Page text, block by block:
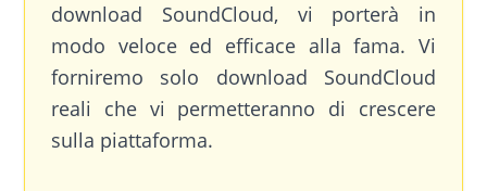
download SoundCloud, vi porterà in
modo veloce ed efficace alla fama. Vi
forniremo solo download SoundCloud
reali che vi permetteranno di crescere
sulla piattaforma.